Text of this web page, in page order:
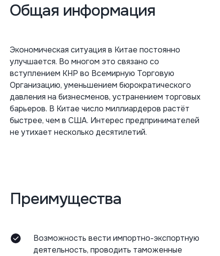
Общая информация
Экономическая ситуация в Китае постоянно
улучшается. Во многом это связано со
вступлением КНР во Всемирную Торговую
Организацию, уменьшением бюрократического
давления на бизнесменов, устранением торговых
барьеров. В Китае число миллиардеров растёт
быстрее, чем в США. Интерес предпринимателей
не утихает несколько десятилетий.
Преимущества
Возможность вести импортно-экспортную
деятельность, проводить таможенные